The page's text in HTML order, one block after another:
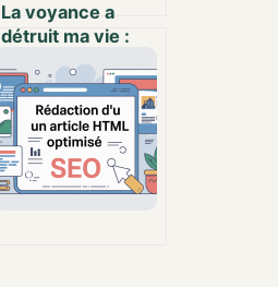
La voyance a
détruit ma vie :
comprendre les
risques et se
reconstruire